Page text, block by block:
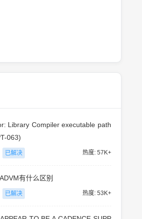
Library Compiler executable path
063)
已解决 热度: 57K+
有什么区别
已解决 热度: 53K+